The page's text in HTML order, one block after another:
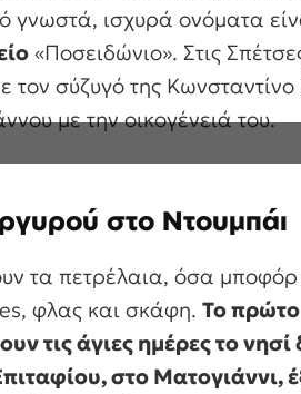
ισχυρά ονόματα
«Ποσειδώνιο». Στις
σύζυγό της Κωνσταντίνο
με την οικογένειά του.
στο Ντουμπάι
τα πετρέλαια, όσα
φλας και σκάφη. Το
τις άγιες ημέρες το νησί
στο Ματογιάννι,